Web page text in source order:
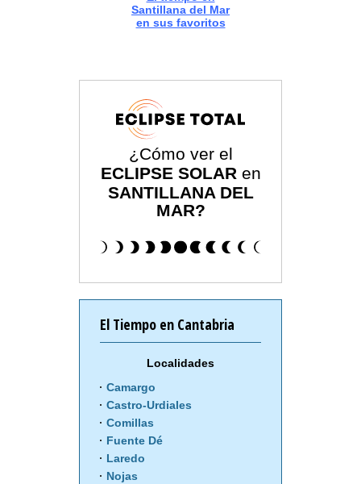
Santillana del Mar
en sus favoritos
¿Cómo ver el
ECLIPSE SOLAR en
SANTILLANA DEL
MAR?
El Tiempo en Cantabria
Localidades
Camargo
Castro-Urdiales
Comillas
Fuente Dé
Laredo
Nojas